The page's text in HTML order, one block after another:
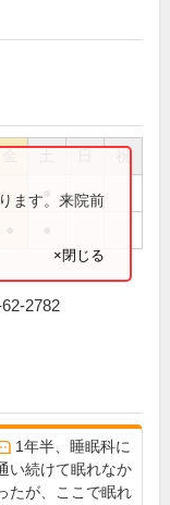
祝
ます。来院前
×閉じる
2782
1年半、睡眠科に
い続けて眠れなか
たが、ここで眠れ